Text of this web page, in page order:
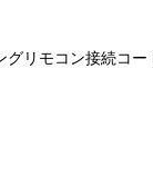
リモコン接続コー